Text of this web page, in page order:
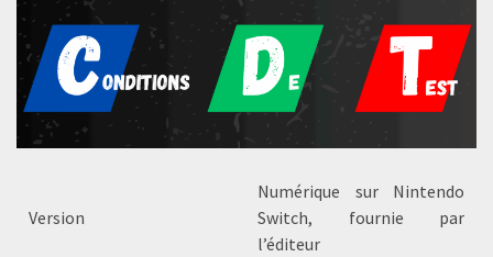
Version
Numérique sur Nintendo
Switch, fournie par
l’éditeur